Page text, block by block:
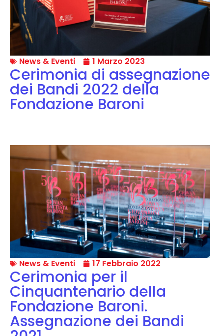
News & Eventi 1 Marzo 2023
Cerimonia di assegnazione
dei Bandi 2022 della
Fondazione Baroni
News & Eventi 17 Febbraio 2022
Cerimonia per il
Cinquantenario della
Fondazione Baroni.
Assegnazione dei Bandi